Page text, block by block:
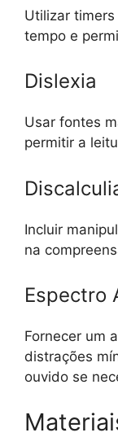
Utilizar
tempo e
Dislexia
Usar fontes
permitir a
Incluir
na
Espectro
Fornecer um
distrações
ouvido se